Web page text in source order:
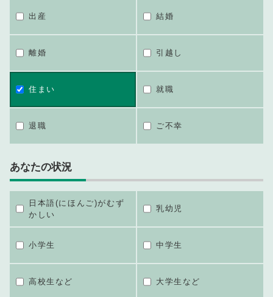
出産 結婚
離婚 引越し
住まい 就職
退職 ご不幸
あなたの状況
日本語(にほんご)がむず
かしい
乳幼児
小学生 中学生
高校生など 大学生など